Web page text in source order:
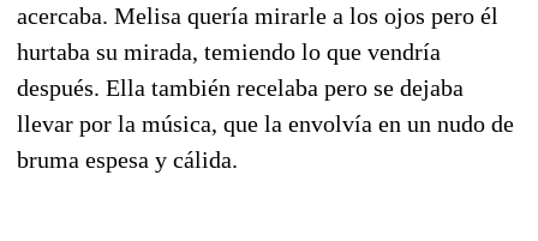
acercaba. Melisa quería mirarle a los ojos pero él
hurtaba su mirada, temiendo lo que vendría
después. Ella también recelaba pero se dejaba
llevar por la música, que la envolvía en un nudo de
bruma espesa y cálida.